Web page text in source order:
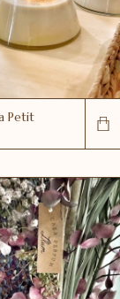
Petit